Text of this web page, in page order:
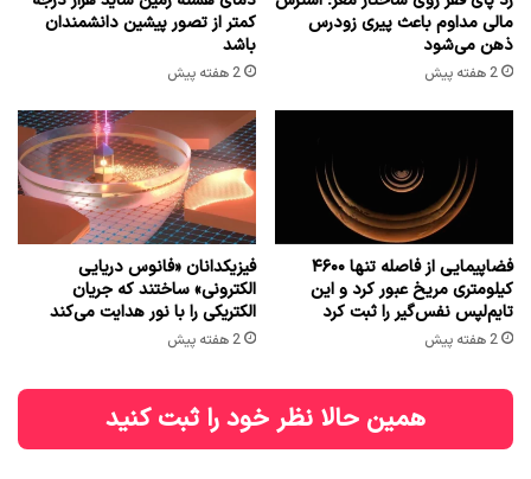
مالی مداوم باعث پیری زودرس
ذهن می‌شود
2 هفته پیش
کمتر از تصور پیشین دانشمندان
باشد
2 هفته پیش
فضاپیمایی از فاصله تنها ۴۶۰۰
کیلومتری مریخ عبور کرد و این
تایم‌لپس نفس‌گیر را ثبت کرد
2 هفته پیش
فیزیکدانان «فانوس دریایی
الکترونی» ساختند که جریان
الکتریکی را با نور هدایت می‌کند
2 هفته پیش
همین حالا نظر خود را ثبت کنید